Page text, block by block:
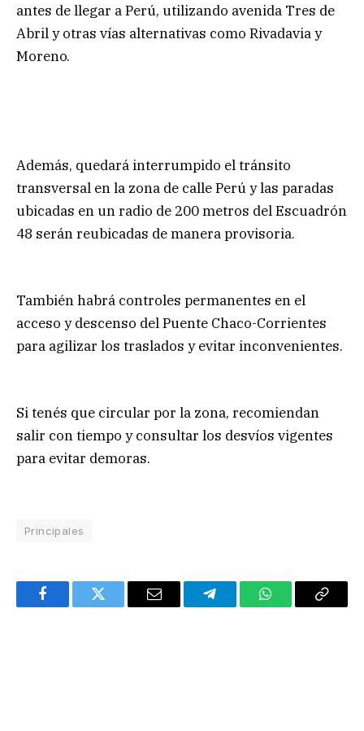
antes de llegar a Perú, utilizando avenida Tres de
Abril y otras vías alternativas como Rivadavia y
Moreno.
Además, quedará interrumpido el tránsito
transversal en la zona de calle Perú y las paradas
ubicadas en un radio de 200 metros del Escuadrón
48 serán reubicadas de manera provisoria.
También habrá controles permanentes en el
acceso y descenso del Puente Chaco-Corrientes
para agilizar los traslados y evitar inconvenientes.
Si tenés que circular por la zona, recomiendan
salir con tiempo y consultar los desvíos vigentes
para evitar demoras.
Principales
FacebookTwitter Email TelegramWhatsAppCopy